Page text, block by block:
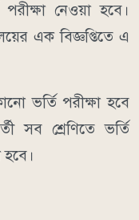
নেওয়া হবে।
এক বিজ্ঞপ্তিতে এ
ভর্তি পরীক্ষা হবে
সব শ্রেণিতে ভর্তি
হবে।